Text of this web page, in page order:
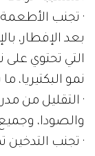
· تجنب الأطعمة
بعد الإفطار،
التي تحتوي
نمو البكتيريا،
· التقليل من
والصودا،
· تجنب التدخين